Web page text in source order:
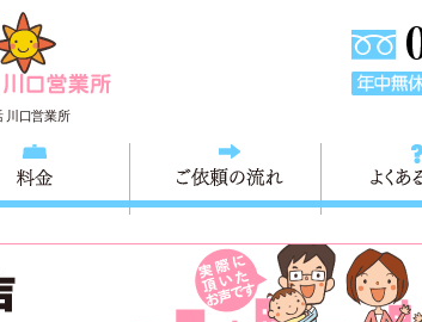
川口営業所
ご依頼の流れ